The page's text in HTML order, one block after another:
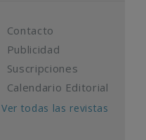
Contacto
Publicidad
Suscripciones
Calendario Editorial
Ver todas las revistas